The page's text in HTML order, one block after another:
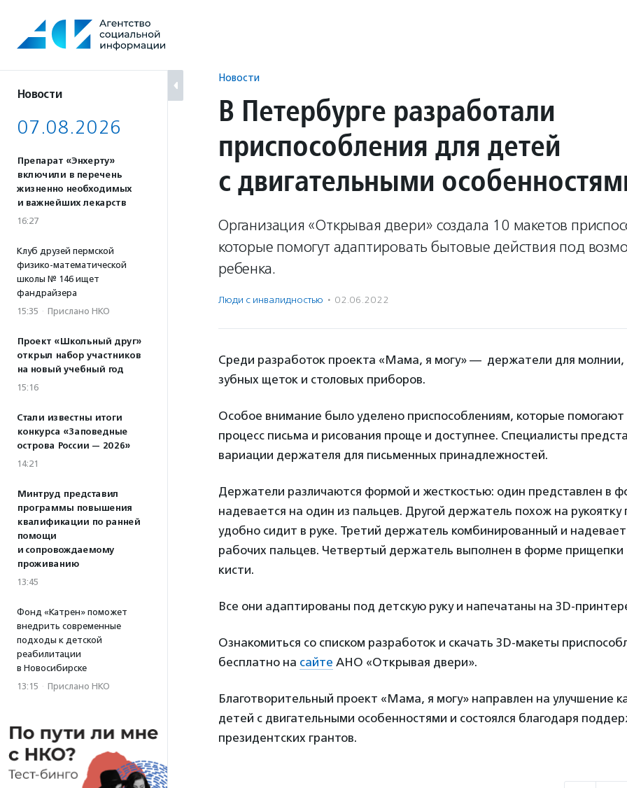
содержанию
Новости
07.08.2026
Препарат «Энхерту»
включили в перечень
жизненно необходимых
и важнейших лекарств
16:27
Клуб друзей пермской
физико-математической
школы № 146 ищет
фандрайзера
15:35 · Прислано НКО
Проект «Школьный друг»
открыл набор участников
на новый учебный год
15:16
Стали известны итоги
конкурса «Заповедные
острова России — 2026»
14:21
Минтруд представил
программы повышения
квалификации по ранней
помощи
и сопровождаемому
проживанию
13:45
Фонд «Катрен» поможет
внедрить современные
подходы к детской
реабилитации
в Новосибирске
13:15 · Прислано НКО
Новости
В Петербурге разработали
приспособления для детей
с двигательными
Организация «Открывая двери» создала 10 макетов
которые помогут адаптировать бытовые действия под
ребенка.
Люди с инвалидностью · 02.06.2022
Среди разработок проекта «Мама, я могу» — держатели для молнии,
зубных щеток и столовых приборов.
Особое внимание было уделено приспособлениям, которые
процесс письма и рисования проще и доступнее. Специалисты
вариации держателя для письменных принадлежностей.
Держатели различаются формой и жесткостью: один представлен в
надевается на один из пальцев. Другой держатель похож на рукоятку
удобно сидит в руке. Третий держатель комбинированный и
рабочих пальцев. Четвертый держатель выполнен в форме прищепки
кисти.
Все они адаптированы под детскую руку и напечатаны на 3D-
Ознакомиться со списком разработок и скачать 3D-макеты
бесплатно на сайте АНО «Открывая двери».
Благотворительный проект «Мама, я могу» направлен на улучшение
детей с двигательными особенностями и состоялся благодаря
президентских грантов.